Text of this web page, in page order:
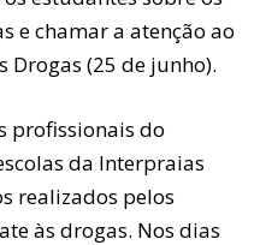
e chamar a atenção ao
Drogas (25 de junho).
profissionais do
da Interpraias
realizados pelos
às drogas. Nos dias